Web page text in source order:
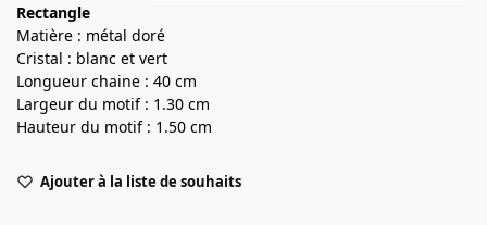
Rectangle
Matière : métal doré
Cristal : blanc et vert
Longueur chaine : 40 cm
Largeur du motif : 1.30 cm
Hauteur du motif : 1.50 cm
Ajouter à la liste de souhaits